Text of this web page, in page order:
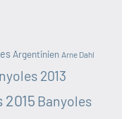
Argentinien Arne Dahl
2013
2015 Banyoles